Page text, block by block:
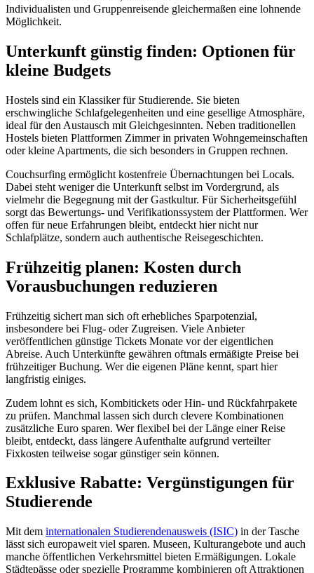
Individualisten und Gruppenreisende gleichermaßen eine lohnende
Möglichkeit.
Unterkunft günstig finden: Optionen für
kleine Budgets
Hostels sind ein Klassiker für Studierende. Sie bieten
erschwingliche Schlafgelegenheiten und eine gesellige Atmosphäre,
ideal für den Austausch mit Gleichgesinnten. Neben traditionellen
Hostels bieten Plattformen Zimmer in privaten Wohngemeinschaften
oder kleine Apartments, die sich besonders in Gruppen rechnen.
Couchsurfing ermöglicht kostenfreie Übernachtungen bei Locals.
Dabei steht weniger die Unterkunft selbst im Vordergrund, als
vielmehr die Begegnung mit der Gastkultur. Für Sicherheitsgefühl
sorgt das Bewertungs- und Verifikationssystem der Plattformen. Wer
offen für neue Erfahrungen bleibt, entdeckt hier nicht nur
Schlafplätze, sondern auch authentische Reisegeschichten.
Frühzeitig planen: Kosten durch
Vorausbuchungen reduzieren
Frühzeitig sichert man sich oft erhebliches Sparpotenzial,
insbesondere bei Flug- oder Zugreisen. Viele Anbieter
veröffentlichen günstige Tickets Monate vor der eigentlichen
Abreise. Auch Unterkünfte gewähren oftmals ermäßigte Preise bei
frühzeitiger Buchung. Wer die eigenen Pläne kennt, spart hier
langfristig einiges.
Zudem lohnt es sich, Kombitickets oder Hin- und Rückfahrpakete
zu prüfen. Manchmal lassen sich durch clevere Kombinationen
zusätzliche Euro sparen. Wer flexibel bei der Länge einer Reise
bleibt, entdeckt, dass längere Aufenthalte aufgrund verteilter
Fixkosten teilweise sogar günstiger sein können.
Exklusive Rabatte: Vergünstigungen für
Studierende
Mit dem internationalen Studierendenausweis (ISIC) in der Tasche
lässt sich europaweit viel sparen. Museen, Kulturangebote und auch
manche öffentlichen Verkehrsmittel bieten Ermäßigungen. Lokale
Städtepässe oder spezielle Programme kombinieren oft Attraktionen